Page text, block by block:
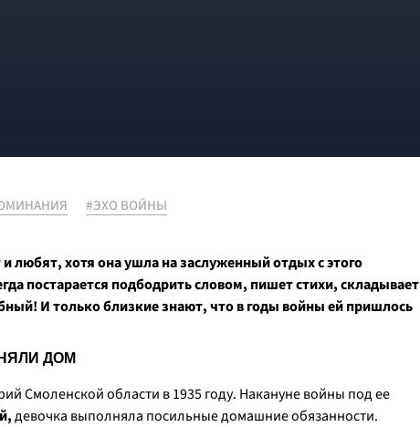
#ЭХО ВОЙНЫ
хотя она ушла на заслуженный отдых с этого
постарается подбодрить словом, пишет стихи, складывает
И только близкие знают, что в годы войны ей пришлось
ДОМ
Смоленской области в 1935 году. Накануне войны под ее
девочка выполняла посильные домашние обязанности.